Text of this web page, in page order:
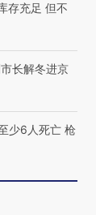
存充足 但不
长解冬进京
少6人死亡 枪